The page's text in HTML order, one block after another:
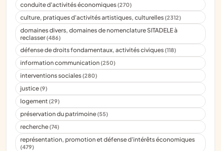
conduite d'activités économiques(270)
culture, pratiques d'activités artistiques, culturelles(2312)
domaines divers, domaines de nomenclature SITADELE à
reclasser(486)
défense de droits fondamentaux, activités civiques(118)
information communication(250)
interventions sociales(280)
justice(9)
logement(29)
préservation du patrimoine(55)
recherche(74)
représentation, promotion et défense d'intérêts économiques
(479)